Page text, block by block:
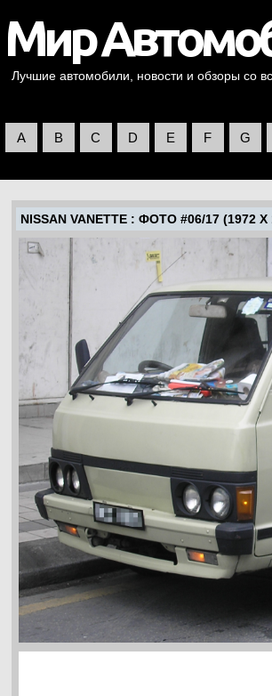
Лучшие автомобили, новости и обзоры со
A B C D E F G
NISSAN VANETTE : ФОТО #06/17 (1972 X